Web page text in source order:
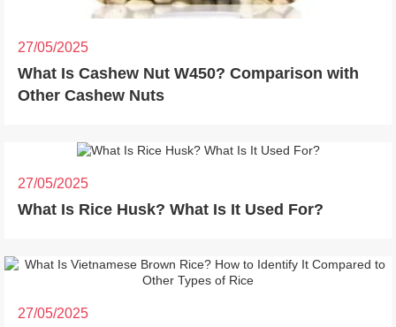
27/05/2025
What Is Cashew Nut W450? Comparison with
Other Cashew Nuts
27/05/2025
What Is Rice Husk? What Is It Used For?
27/05/2025